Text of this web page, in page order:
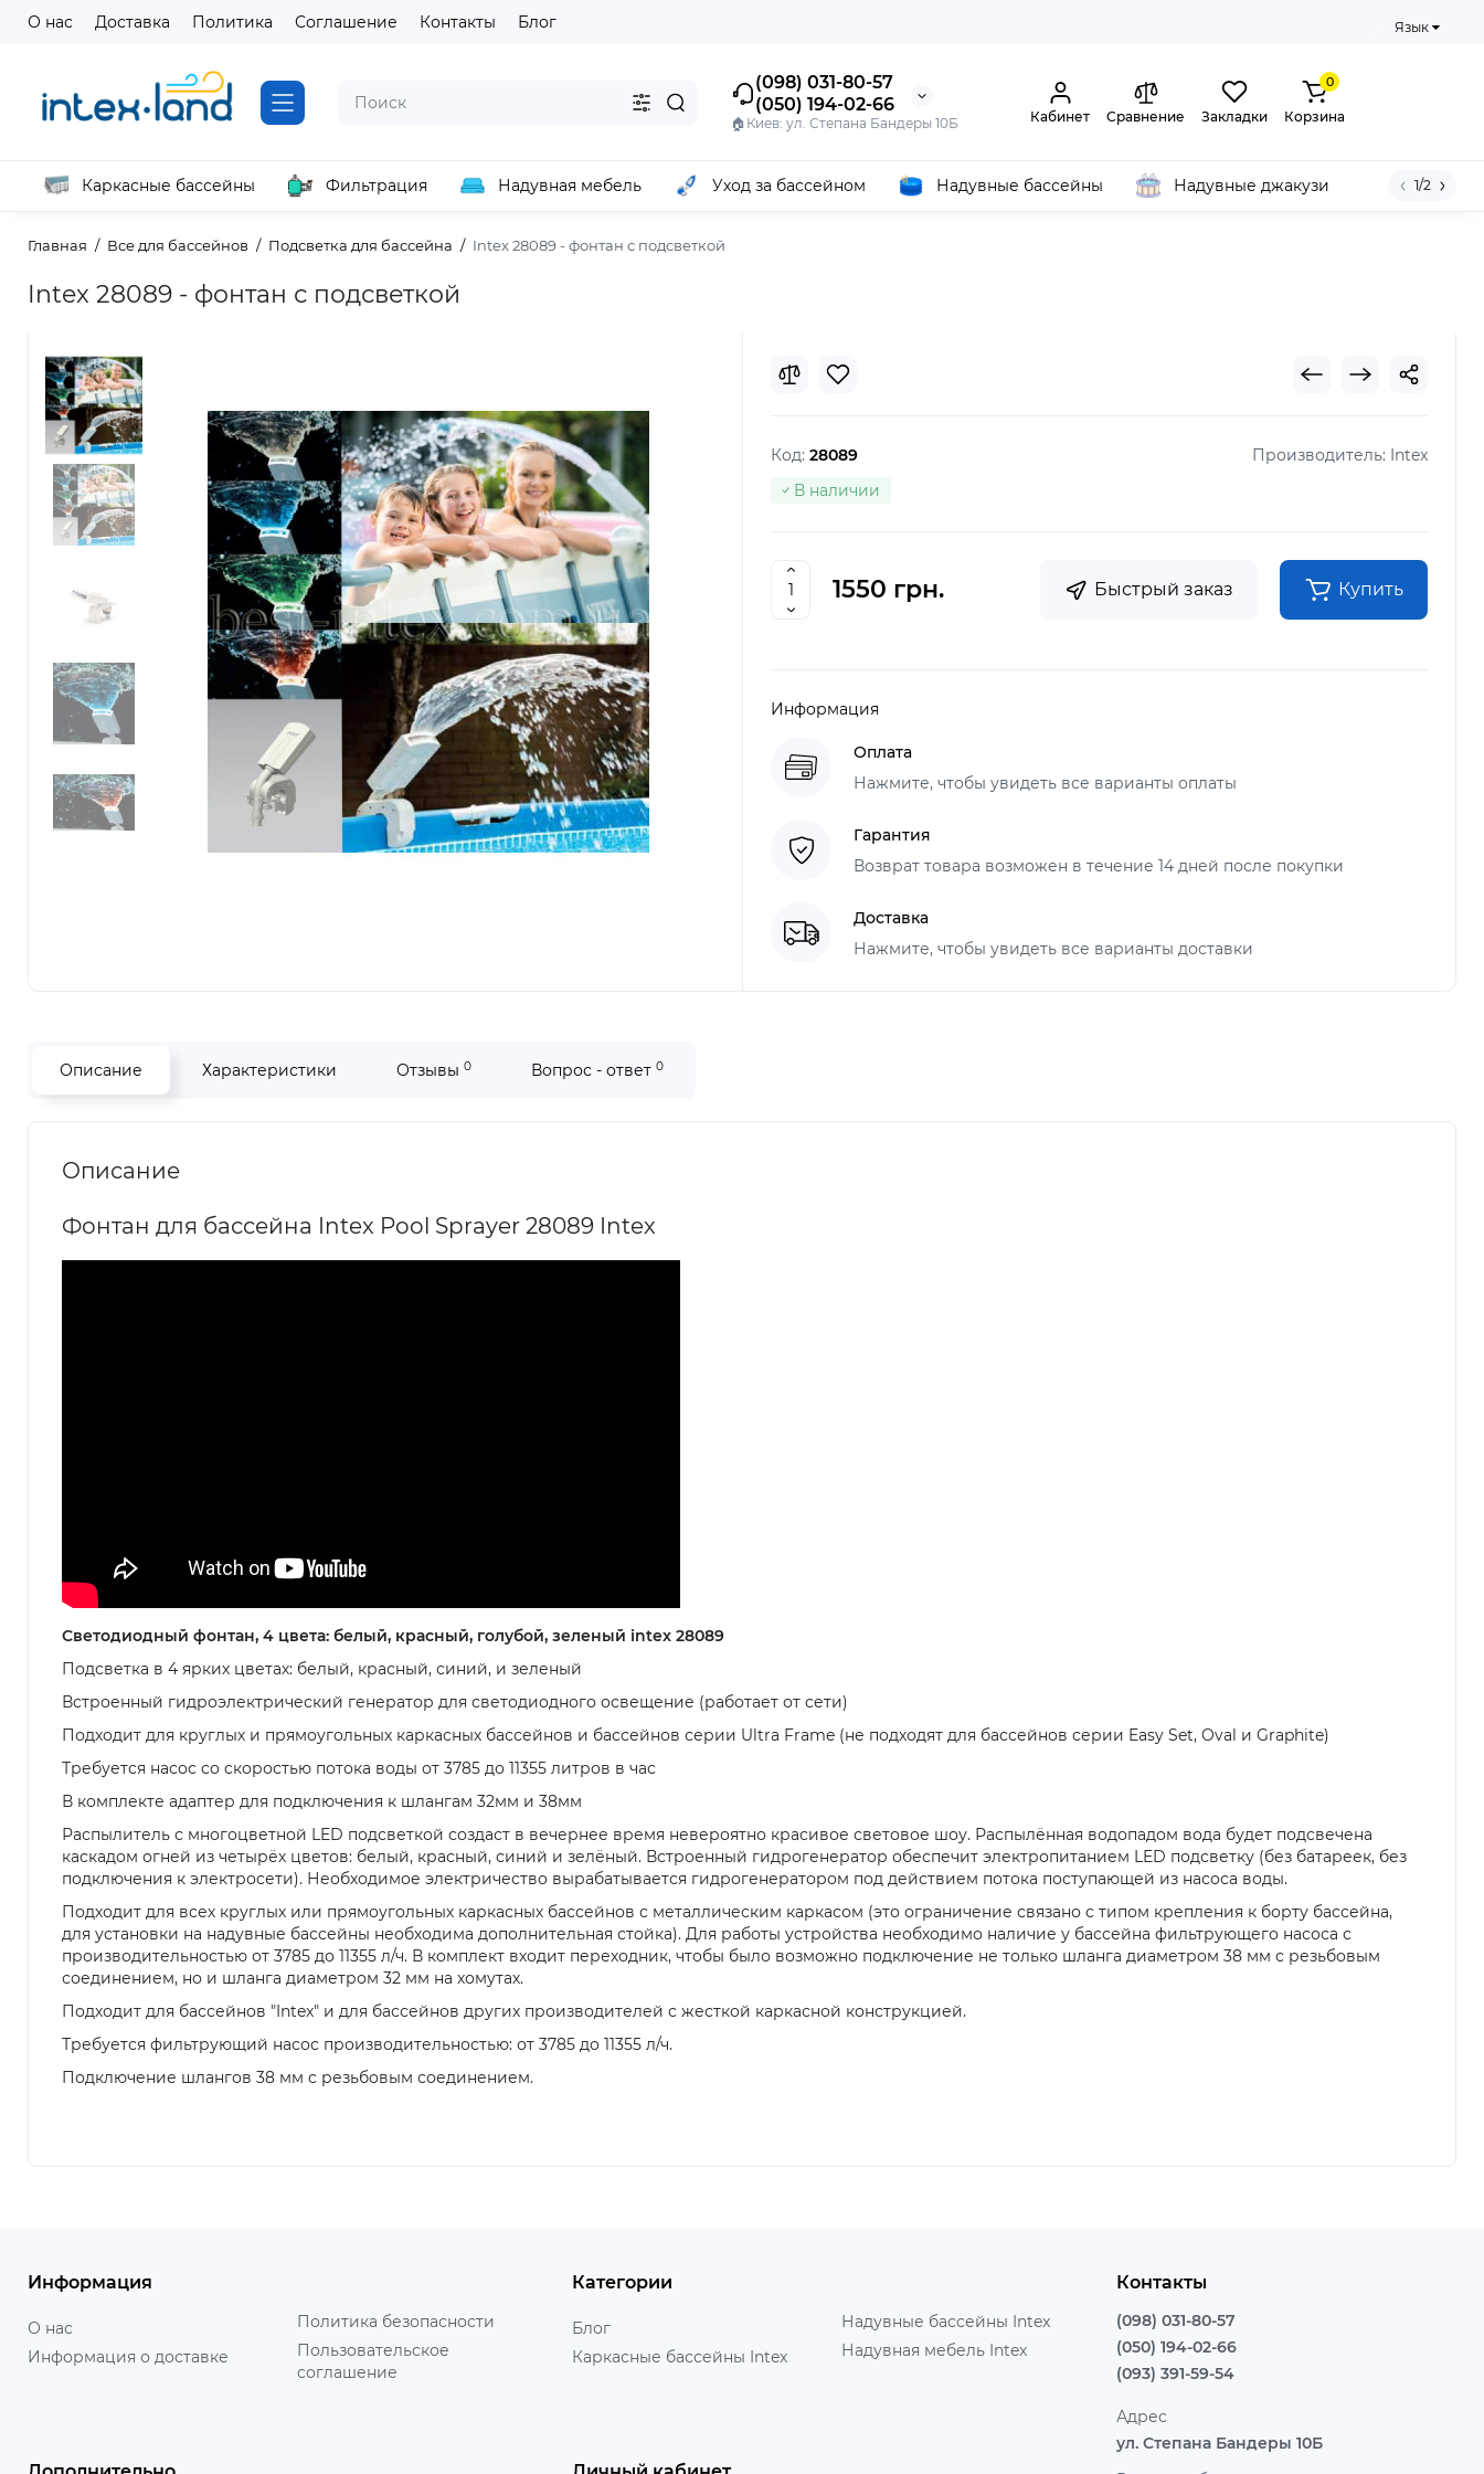
О нас Доставка Политика Соглашение Контакты Блог Язык
(098) 031-80-57
(050) 194-02-66
🏠Киев: ул. Степана Бандеры 10Б Кабинет Сравнение Закладки
0
Корзина
Каркасные бассейны Фильтрация Надувная мебель Уход за бассейном Надувные бассейны Надувные джакузи 1/2
Главная Все для бассейнов Подсветка для бассейна Intex 28089 - фонтан с подсветкой
Intex 28089 - фонтан с подсветкой
Код: 28089 Производитель: Intex
В наличии
1550 грн. Быстрый заказ Купить
Информация
Оплата
Нажмите, чтобы увидеть все варианты оплаты
Гарантия
Возврат товара возможен в течение 14 дней после покупки
Доставка
Нажмите, чтобы увидеть все варианты доставки
Описание Характеристики Отзывы 0 Вопрос - ответ 0
Описание
Фонтан для бассейна Intex Pool Sprayer 28089 Intex
Светодиодный фонтан, 4 цвета: белый, красный, голубой, зеленый intex 28089
Подсветка в 4 ярких цветах: белый, красный, синий, и зеленый
Встроенный гидроэлектрический генератор для светодиодного освещение (работает от сети)
Подходит для круглых и прямоугольных каркасных бассейнов и бассейнов серии Ultra Frame (не подходят для бассейнов серии Easy Set, Oval и Graphite)
Требуется насос со скоростью потока воды от 3785 до 11355 литров в час
В комплекте адаптер для подключения к шлангам 32мм и 38мм
Распылитель с многоцветной LED подсветкой создаст в вечернее время невероятно красивое световое шоу. Распылённая водопадом вода будет подсвечена
каскадом огней из четырёх цветов: белый, красный, синий и зелёный. Встроенный гидрогенератор обеспечит электропитанием LED подсветку (без батареек, без
подключения к электросети). Необходимое электричество вырабатывается гидрогенератором под действием потока поступающей из насоса воды.
Подходит для всех круглых или прямоугольных каркасных бассейнов с металлическим каркасом (это ограничение связано с типом крепления к борту бассейна,
для установки на надувные бассейны необходима дополнительная стойка). Для работы устройства необходимо наличие у бассейна фильтрующего насоса с
производительностью от 3785 до 11355 л/ч. В комплект входит переходник, чтобы было возможно подключение не только шланга диаметром 38 мм с резьбовым
соединением, но и шланга диаметром 32 мм на хомутах.
Подходит для бассейнов "Intex" и для бассейнов других производителей с жесткой каркасной конструкцией.
Требуется фильтрующий насос производительностью: от 3785 до 11355 л/ч.
Подключение шлангов 38 мм с резьбовым соединением.
Информация
О нас
Информация о доставке
Политика безопасности
Пользовательское
соглашение
Категории
Блог
Каркасные бассейны Intex
Надувные бассейны Intex
Надувная мебель Intex
Контакты
(098) 031-80-57
(050) 194-02-66
(093) 391-59-54
Адрес
ул. Степана Бандеры 10Б